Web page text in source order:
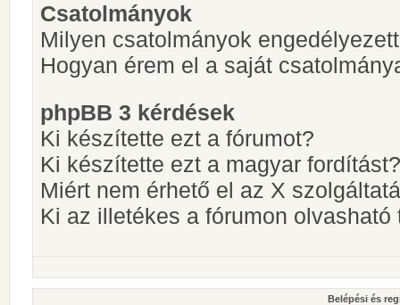
Csatolmányok
Milyen csatolmányok
Hogyan érem el a saját
phpBB 3 kérdések
Ki készítette ezt a fórumot?
Ki készítette ezt a magyar fordítást?
Miért nem érhető el az X
Ki az illetékes a fórumon
Belépési és